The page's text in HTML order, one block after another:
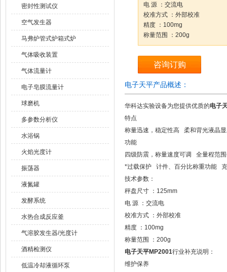
密封性测试仪
空气发生器
马弗炉管式炉箱式炉
气体吸收装置
气体流量计
电子皂膜流量计
球磨机
多参数分析仪
水浴锅
火焰光度计
振荡器
液氮罐
发酵系统
水热合成反应釜
气溶胶发生器/光度计
酒精检测仪
低温冷却液循环泵
电 源 ：交流电
校准方式 ：外部校准
精度 ：100mg
称量范围 ：200g
咨询订购
电子天平产品概述：
华科达实验设备为您提供优质的电子
特点
称量迅速，稳定性高 柔和背光液晶
功能
四级防震，称量速度可调 全量程范
*过载保护 计件、百分比称重功能
技术参数：
秤盘尺寸 ：125mm
电 源 ：交流电
校准方式 ：外部校准
精度 ：100mg
称量范围 ：200g
电子天平MP2001行业补充说明：
维护保养